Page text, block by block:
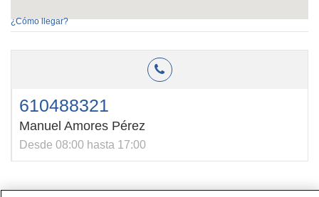
¿Cómo llegar?
610488321
Manuel Amores Pérez
Desde 08:00 hasta 17:00